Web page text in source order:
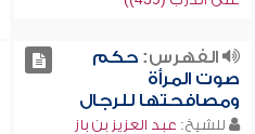
الفهرس:حكم
صوت المرأة
ومصافحتها للرجال
للشيخ: عبد العزيز بن باز